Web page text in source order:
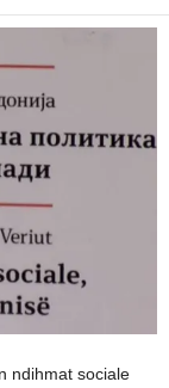
ndihmat sociale